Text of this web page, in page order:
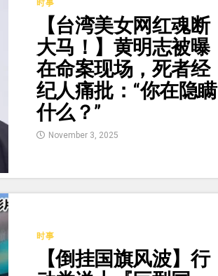
时事
【台湾美女网红魂断
大马！】黄明志被曝
在命案现场，死者经
纪人痛批：“你在隐瞒
什么？”
November 3, 2025
时事
【倒挂国旗风波】行